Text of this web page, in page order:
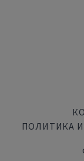
ПОЛИТИКА